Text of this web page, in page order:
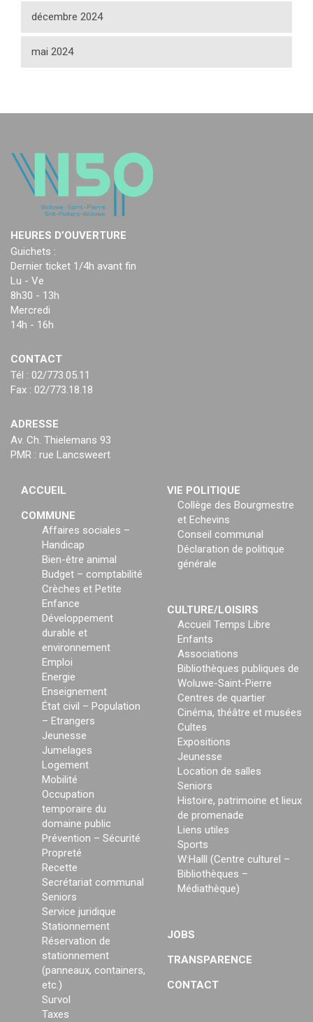
décembre 2024
mai 2024
HEURES D’OUVERTURE
Guichets :
Dernier ticket 1/4h avant fin
Lu - Ve
8h30 - 13h
Mercredi
14h - 16h
CONTACT
Tél : 02/773.05.11
Fax : 02/773.18.18
ADRESSE
Av. Ch. Thielemans 93
PMR : rue Lancsweert
ACCUEIL
COMMUNE
Affaires sociales –
Handicap
Bien-être animal
Budget – comptabilité
Crèches et Petite
Enfance
Développement
durable et
environnement
Emploi
Energie
Enseignement
État civil – Population
– Etrangers
Jeunesse
Jumelages
Logement
Mobilité
Occupation
temporaire du
domaine public
Prévention – Sécurité
Propreté
Recette
Secrétariat communal
Seniors
Service juridique
Stationnement
Réservation de
stationnement
(panneaux, containers,
etc.)
Survol
Taxes
VIE POLITIQUE
Collège des Bourgmestre
et Echevins
Conseil communal
Déclaration de politique
générale
CULTURE/LOISIRS
Accueil Temps Libre
Enfants
Associations
Bibliothèques publiques de
Woluwe-Saint-Pierre
Centres de quartier
Cinéma, théâtre et musées
Cultes
Expositions
Jeunesse
Location de salles
Seniors
Histoire, patrimoine et lieux
de promenade
Liens utiles
Sports
W:Halll (Centre culturel –
Bibliothèques –
Médiathèque)
JOBS
TRANSPARENCE
CONTACT